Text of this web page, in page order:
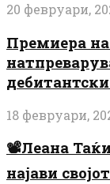
20 февруари,
Премиера на
18 февруари,
📽️Леана Таќи
најави